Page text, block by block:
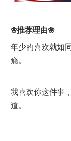
❀推荐理由❀
年少的喜欢就如
瘾。
我喜欢你这件事
道。